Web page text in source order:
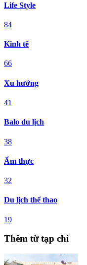
Life Style
84
Kinh tế
66
Xu hướng
41
Balo du lịch
38
Ẩm thực
32
Du lịch thể thao
19
Thêm từ tạp chí